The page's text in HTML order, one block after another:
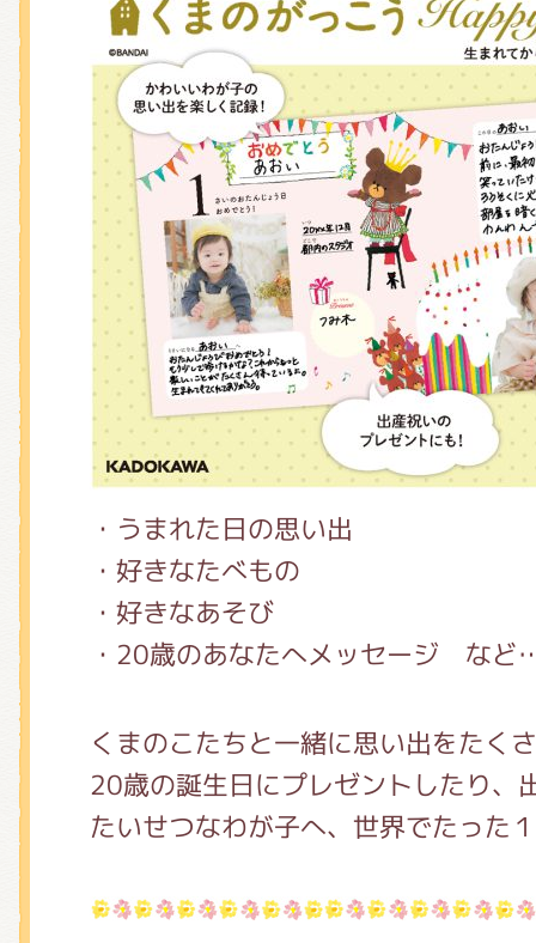
・うまれた日の思い出
・好きなたべもの
・好きなあそび
・20歳のあなたへメッセージ など
くまのこたちと一緒に思い出をたく
20歳の誕生日にプレゼントしたり、
たいせつなわが子へ、世界でたった